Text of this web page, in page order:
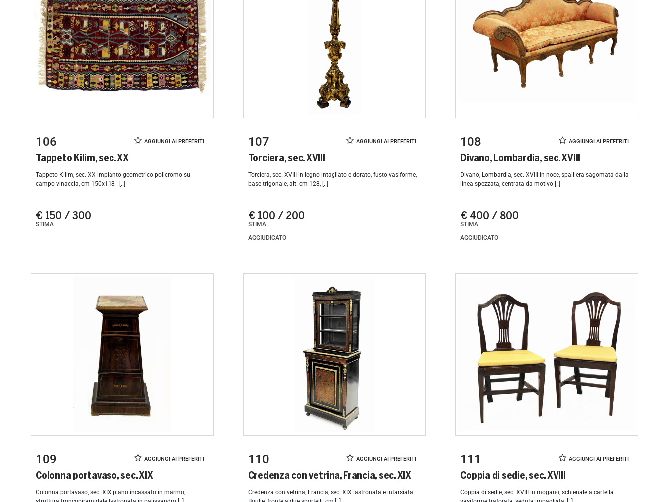
106
Tappeto Kilim, sec. XX
Tappeto Kilim, sec. XX impianto geometrico policromo su
campo vinaccia, cm 150x118 [..]
€ 150 / 300
STIMA
107
Torciera, sec. XVIII
Torciera, sec. XVIII in legno intagliato e dorato, fusto vasiforme,
base trigonale, alt. cm 128, [..]
€ 100 / 200
STIMA
AGGIUDICATO
108
Divano, Lombardia, sec. XVIII
Divano, Lombardia, sec. XVIII in noce, spalliera sagomata dalla
linea spezzata, centrata da motivo [..]
€ 400 / 800
STIMA
AGGIUDICATO
109
Colonna portavaso, sec. XIX
Colonna portavaso, sec. XIX piano incassato in marmo,
110
Credenza con vetrina, Francia, sec. XIX
Credenza con vetrina, Francia, sec. XIX lastronata e intarsiata
111
Coppia di sedie, sec. XVIII
Coppia di sedie, sec. XVIII in mogano, schienale a cartella